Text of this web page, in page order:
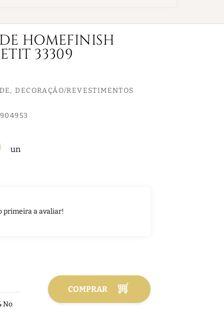
HOMEFINISH
33309
DECORAÇÃO/REVESTIMENTOS
primeira a avaliar!
un
No
COMPRAR